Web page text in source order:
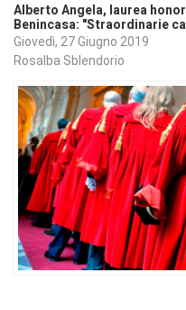
Alberto Angela, laurea
Benincasa: "Straordinarie
Giovedì, 27 Giugno 2019
Rosalba Sblendorio